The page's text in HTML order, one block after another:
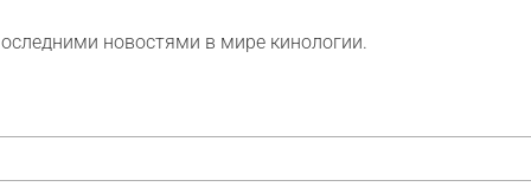
новостями в мире кинологии.